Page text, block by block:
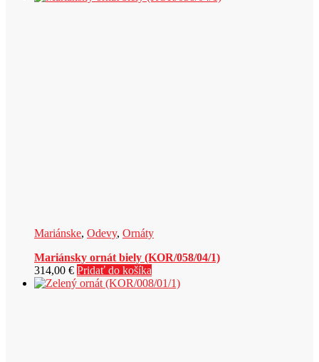
Mariánske, Odevy, Ornáty
Mariánsky ornát biely (KOR/058/04/1)
314,00 € Pridať do košíka